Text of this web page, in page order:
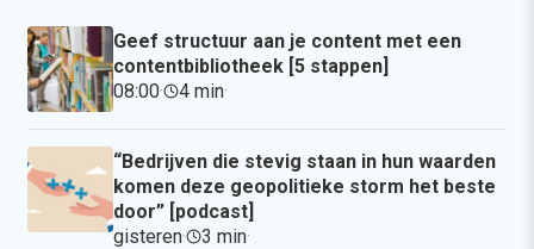
Geef structuur aan je content met een
contentbibliotheek [5 stappen]
08:00· 4 min·
“Bedrijven die stevig staan in hun waarden
komen deze geopolitieke storm het beste
door” [podcast]
gisteren· 3 min·